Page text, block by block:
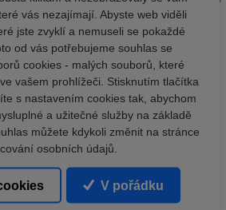
vás nezajímají. Abyste web viděli
jste zvyklí a nemuseli se pokaždé
od vás potřebujeme souhlas se
cookies - malých souborů, které
vašem prohlížeči. Stisknutím tlačítka
s nastavením cookies tak, abychom
a užitečné služby na základě
můžete kdykoli změnit na stránce
osobních údajů.
V pořádku